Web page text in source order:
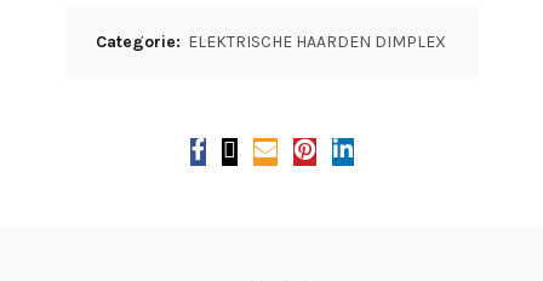
Categorie: ELEKTRISCHE HAARDEN DIMPLEX